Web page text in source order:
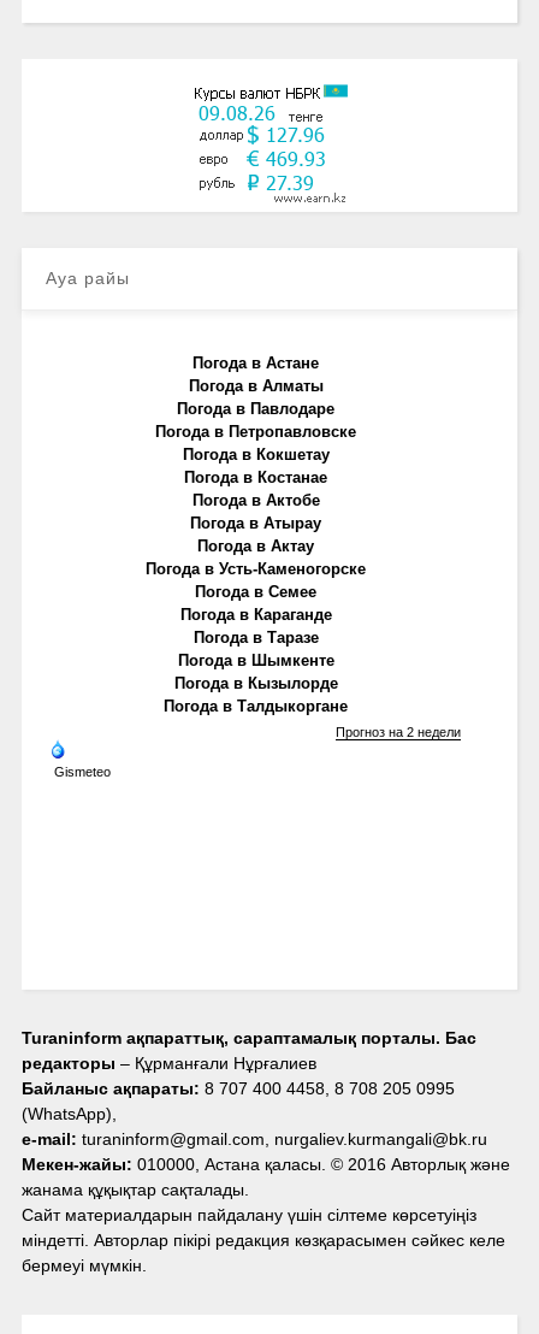
Ауа райы
Погода в Астане
Погода в Алматы
Погода в Павлодаре
Погода в Петропавловске
Погода в Кокшетау
Погода в Костанае
Погода в Актобе
Погода в Атырау
Погода в Актау
Погода в Усть-Каменогорске
Погода в Семее
Погода в Караганде
Погода в Таразе
Погода в Шымкенте
Погода в Кызылорде
Погода в Талдыкоргане
Gismeteo
Прогноз на 2 недели
Turaninform ақпараттық, сараптамалық порталы. Бас
редакторы – Құрманғали Нұрғалиев
Байланыс ақпараты: 8 707 400 4458, 8 708 205 0995
(WhatsApp),
e-mail: turaninform@gmail.com, nurgaliev.kurmangali@bk.ru
Мекен-жайы: 010000, Астана қаласы. © 2016 Авторлық және
жанама құқықтар сақталады.
Сайт материалдарын пайдалану үшін сілтеме көрсетуіңіз
міндетті. Авторлар пікірі редакция көзқарасымен сәйкес келе
бермеуі мүмкін.